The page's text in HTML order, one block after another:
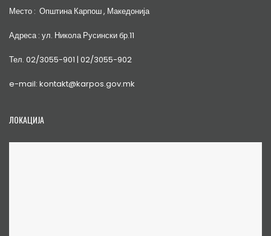
Место : Општина Карпош , Македонија
Адреса : ул. Никола Русински бр.11
Тел. 02/3055-901 | 02/3055-902
e-mail: kontakt@karpos.gov.mk
ЛОКАЦИЈА